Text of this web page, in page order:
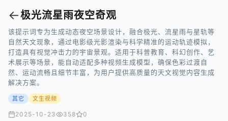
←极光流星雨夜空奇观
该提示词专为生成动态夜空场景设计，融合极光、流星雨与星轨等
自然天文现象，通过电影级光影渲染与科学精准的运动轨迹模拟，
打造具有视觉冲击力的宇宙景观。适用于科普教育、科幻创作、艺
术展示等场景，能自动适配多种视频生成模型，确保色彩过渡自
然、运动流畅且细节丰富，为用户提供高质量的天文视觉内容生成
解决方案。
其它 文生视频
2025-10-23 358 0